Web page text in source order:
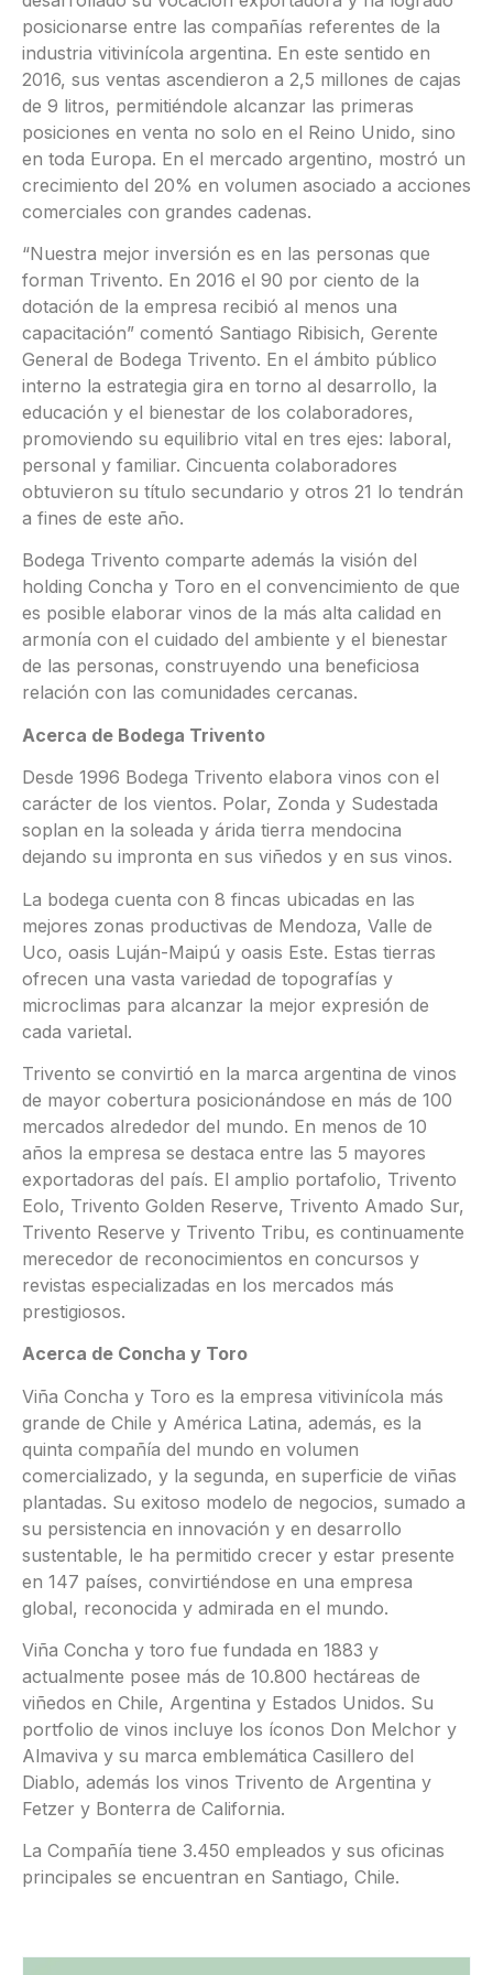
posicionarse entre las compañías referentes de la
industria vitivinícola argentina. En este sentido en
2016, sus ventas ascendieron a 2,5 millones de cajas
de 9 litros, permitiéndole alcanzar las primeras
posiciones en venta no solo en el Reino Unido, sino
en toda Europa. En el mercado argentino, mostró un
crecimiento del 20% en volumen asociado a acciones
comerciales con grandes cadenas.
“Nuestra mejor inversión es en las personas que
forman Trivento. En 2016 el 90 por ciento de la
dotación de la empresa recibió al menos una
capacitación” comentó Santiago Ribisich, Gerente
General de Bodega Trivento. En el ámbito público
interno la estrategia gira en torno al desarrollo, la
educación y el bienestar de los colaboradores,
promoviendo su equilibrio vital en tres ejes: laboral,
personal y familiar. Cincuenta colaboradores
obtuvieron su título secundario y otros 21 lo tendrán
a fines de este año.
Bodega Trivento comparte además la visión del
holding Concha y Toro en el convencimiento de que
es posible elaborar vinos de la más alta calidad en
armonía con el cuidado del ambiente y el bienestar
de las personas, construyendo una beneficiosa
relación con las comunidades cercanas.
Acerca de Bodega Trivento
Desde 1996 Bodega Trivento elabora vinos con el
carácter de los vientos. Polar, Zonda y Sudestada
soplan en la soleada y árida tierra mendocina
dejando su impronta en sus viñedos y en sus vinos.
La bodega cuenta con 8 fincas ubicadas en las
mejores zonas productivas de Mendoza, Valle de
Uco, oasis Luján-Maipú y oasis Este. Estas tierras
ofrecen una vasta variedad de topografías y
microclimas para alcanzar la mejor expresión de
cada varietal.
Trivento se convirtió en la marca argentina de vinos
de mayor cobertura posicionándose en más de 100
mercados alrededor del mundo. En menos de 10
años la empresa se destaca entre las 5 mayores
exportadoras del país. El amplio portafolio, Trivento
Eolo, Trivento Golden Reserve, Trivento Amado Sur,
Trivento Reserve y Trivento Tribu, es continuamente
merecedor de reconocimientos en concursos y
revistas especializadas en los mercados más
prestigiosos.
Acerca de Concha y Toro
Viña Concha y Toro es la empresa vitivinícola más
grande de Chile y América Latina, además, es la
quinta compañía del mundo en volumen
comercializado, y la segunda, en superficie de viñas
plantadas. Su exitoso modelo de negocios, sumado a
su persistencia en innovación y en desarrollo
sustentable, le ha permitido crecer y estar presente
en 147 países, convirtiéndose en una empresa
global, reconocida y admirada en el mundo.
Viña Concha y toro fue fundada en 1883 y
actualmente posee más de 10.800 hectáreas de
viñedos en Chile, Argentina y Estados Unidos. Su
portfolio de vinos incluye los íconos Don Melchor y
Almaviva y su marca emblemática Casillero del
Diablo, además los vinos Trivento de Argentina y
Fetzer y Bonterra de California.
La Compañía tiene 3.450 empleados y sus oficinas
principales se encuentran en Santiago, Chile.